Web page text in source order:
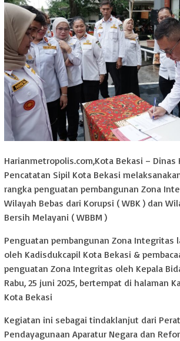
Harianmetropolis.com,Kota Bekasi –
Pencatatan Sipil Kota Bekasi
rangka penguatan pembangunan Zona
Wilayah Bebas dari Korupsi ( WBK ) dan
Bersih Melayani ( WBBM )
Penguatan pembangunan Zona Integritas
oleh Kadisdukcapil Kota Bekasi &
penguatan Zona Integritas oleh Kepala
Rabu, 25 juni 2025, bertempat di halaman
Kota Bekasi
Kegiatan ini sebagai tindaklanjut dari
Pendayagunaan Aparatur Negara dan